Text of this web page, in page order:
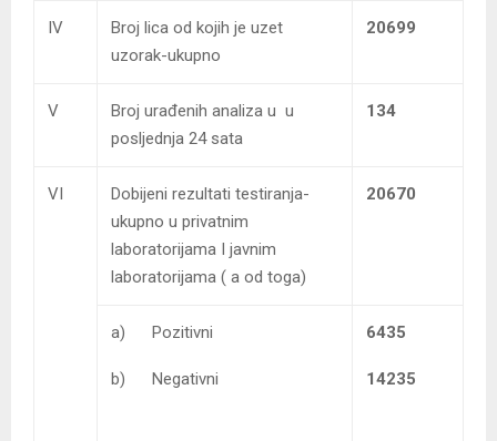
IV
Broj lica od kojih je uzet
uzorak-ukupno
20699
V
Broj urađenih analiza u u
posljednja 24 sata
134
VI
Dobijeni rezultati testiranja-
ukupno u privatnim
laboratorijama I javnim
laboratorijama ( a od toga)
20670
a) Pozitivni
b) Negativni
6435
14235